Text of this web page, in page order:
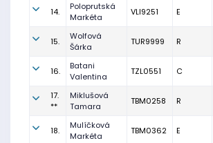
14.
Poloprutská
Markéta
VLI9251 E
15.
Wolfová
Šárka
TUR9999 R
16.
Batani
Valentina
TZL0551 C
17.
**
Miklušová
Tamara
TBM0258 R
18.
Mulíčková
Markéta
TBM0362 E